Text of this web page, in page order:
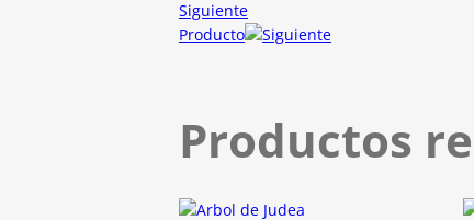
Siguiente
Producto
Productos